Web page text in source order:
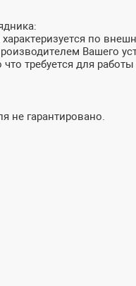
по
Вашего
требуется для
не гарантировано.